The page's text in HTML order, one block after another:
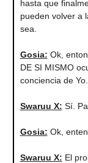
hasta que
pueden volver a
sea.
Gosia: Ok,
DE SI MISMO
conciencia de Yo.
Swaruu X: Sí.
Gosia: Ok,
Swaruu X: El